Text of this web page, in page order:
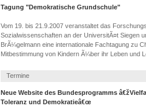
Tagung "Demokratische Grundschule"
Vom 19. bis 21.9.2007 veranstaltet das
Sozialwissenschaften an der UniversitÃ¤t Siegen
BrÃ¼gelmann eine internationale Fachtagung zu
Mitbestimmung von Kindern Ã¼ber ihr Leben und
Termine
Neue Website des Bundesprogramms
Toleranz und Demokratieâ€œ